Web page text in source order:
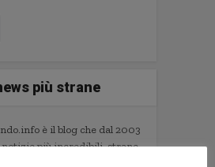
più strane
è il blog che dal 2003
più incredibili, strane,